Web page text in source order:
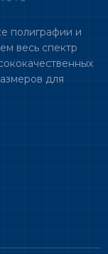
полиграфии и
весь спектр
для